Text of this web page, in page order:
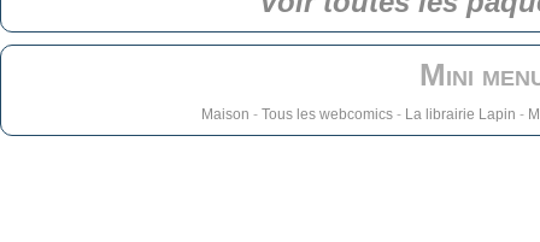
Mini
Maison - Tous les webcomics- La librairie Lapin -